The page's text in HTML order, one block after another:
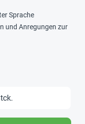
Sprache
und Anregungen zur